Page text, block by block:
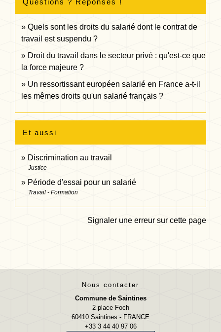
Quels sont les droits du salarié dont le contrat de
travail est suspendu ?
Droit du travail dans le secteur privé : qu'est-ce que
la force majeure ?
Un ressortissant européen salarié en France a-t-il
les mêmes droits qu'un salarié français ?
Et aussi
Discrimination au travail
Justice
Période d'essai pour un salarié
Travail - Formation
Signaler une erreur sur cette page
Nous contacter
Commune de Saintines
2 place Foch
60410 Saintines - FRANCE
+33 3 44 40 97 06